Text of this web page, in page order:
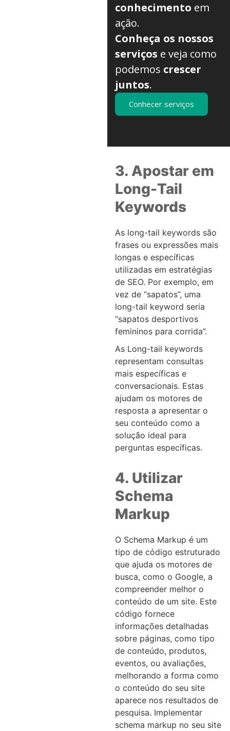
conhecimento em
ação.
Conheça os nossos
serviços e veja como
podemos crescer
juntos.
Conhecer serviços
3. Apostar em
Long-Tail
Keywords
As long-tail keywords são
frases ou expressões mais
longas e específicas
utilizadas em estratégias
de SEO. Por exemplo, em
vez de “sapatos”, uma
long-tail keyword seria
“sapatos desportivos
femininos para corrida”.
As Long-tail keywords
representam consultas
mais específicas e
conversacionais. Estas
ajudam os motores de
resposta a apresentar o
seu conteúdo como a
solução ideal para
perguntas específicas.
4. Utilizar
Schema
Markup
O Schema Markup é um
tipo de código estruturado
que ajuda os motores de
busca, como o Google, a
compreender melhor o
conteúdo de um site. Este
código fornece
informações detalhadas
sobre páginas, como tipo
de conteúdo, produtos,
eventos, ou avaliações,
melhorando a forma como
o conteúdo do seu site
aparece nos resultados de
pesquisa. Implementar
schema markup no seu site